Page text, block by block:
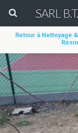
Retour à Nettoyage